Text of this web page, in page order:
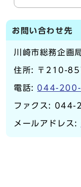
お問い合わせ先
川崎市総務企画
住所: 〒210-
電話: 044-
ファクス:
メールアドレス: